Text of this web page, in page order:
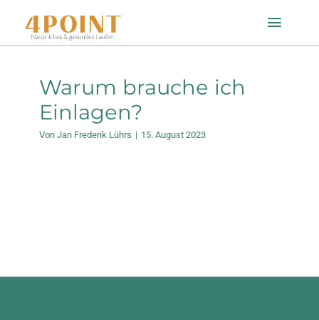
Inhalt
Toggle
Startseite
Einlagenfinder
Warum brauche ich
Einlagen?
Von Jan Frederik Lührs | 15. August 2023